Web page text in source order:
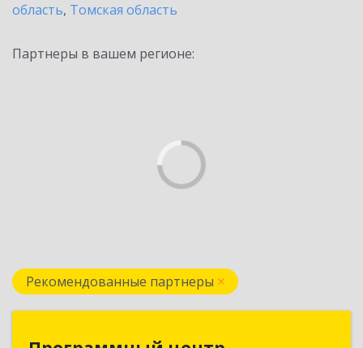
область, Томская область
Партнеры в вашем регионе:
Рекомендованные партнеры
Программный центр